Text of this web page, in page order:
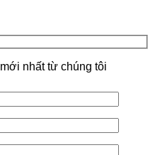
nhất từ chúng tôi